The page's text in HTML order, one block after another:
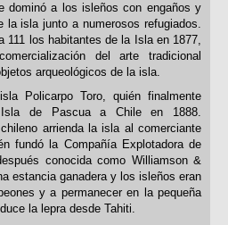
dominó a los isleños con engaños y
la isla junto a numerosos refugiados.
111 los habitantes de la Isla en 1877,
del arte tradicional
arqueológicos de la isla.
Policarpo Toro, quién finalmente
de Pascua a Chile en 1888.
arrienda la isla al comerciante
fundó la Compañía Explotadora de
conocida como Williamson &
estancia ganadera y los isleños eran
y a permanecer en la pequeña
la lepra desde Tahiti.